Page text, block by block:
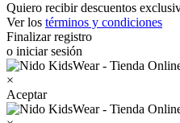
Quiero recibir descuentos
Ver los términos y condiciones
Finalizar registro
o iniciar sesión
×
Aceptar